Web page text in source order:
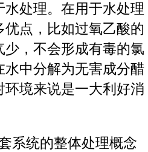
处理。在用于水处理
点，比如过氧乙酸的
少，不会形成有毒的氯
中分解为无害成分醋
境来说是一大利好消
系统的整体处理概念